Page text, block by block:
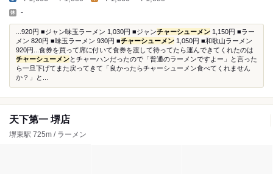
-
...920円 ■ジャン味玉ラーメン 1,030円 ■ジャンチャーシューメン 1,150円 ■ラー
メン 820円 ■味玉ラーメン 930円 ■チャーシューメン 1,050円 ■和歌山ラーメン
920円...食券を買って席に付いて食券を渡して待ってたら運んできてくれたのは
チャーシューメンとチャーハンだったので「普通のラーメンですよー」と言った
ら一旦下げてまた戻ってきて「良かったらチャーシューメン食べてくれません
か？」と...
天下第一 堺店
堺東駅 725m / ラーメン